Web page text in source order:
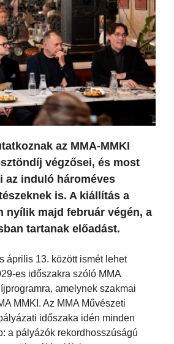
az MMA-MMKI
végzősei, és most
az induló hároméves
is. A kiállítás a
nyílik majd február végén, a
tartanak előadást.
április 13. között ismét lehet
es időszakra szóló MMA
amelynek szakmai
MMKI. Az MMA Művészeti
időszaka idén minden
a pályázók rekordhosszúságú